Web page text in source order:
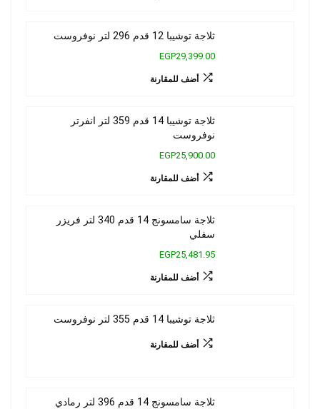
ثلاجة توشيبا 12 قدم 296 لتر نوفروست
EGP29,399.00
أضف للمقارنة
ثلاجة توشيبا 14 قدم 359 لتر انفرتر
نوفروست
EGP25,900.00
أضف للمقارنة
ثلاجة سامسونج 14 قدم 340 لتر فريزر
سفلي
EGP25,481.95
أضف للمقارنة
ثلاجة توشيبا 14 قدم 355 لتر نوفروست
أضف للمقارنة
ثلاجة سامسونج 14 قدم 396 لتر رمادي